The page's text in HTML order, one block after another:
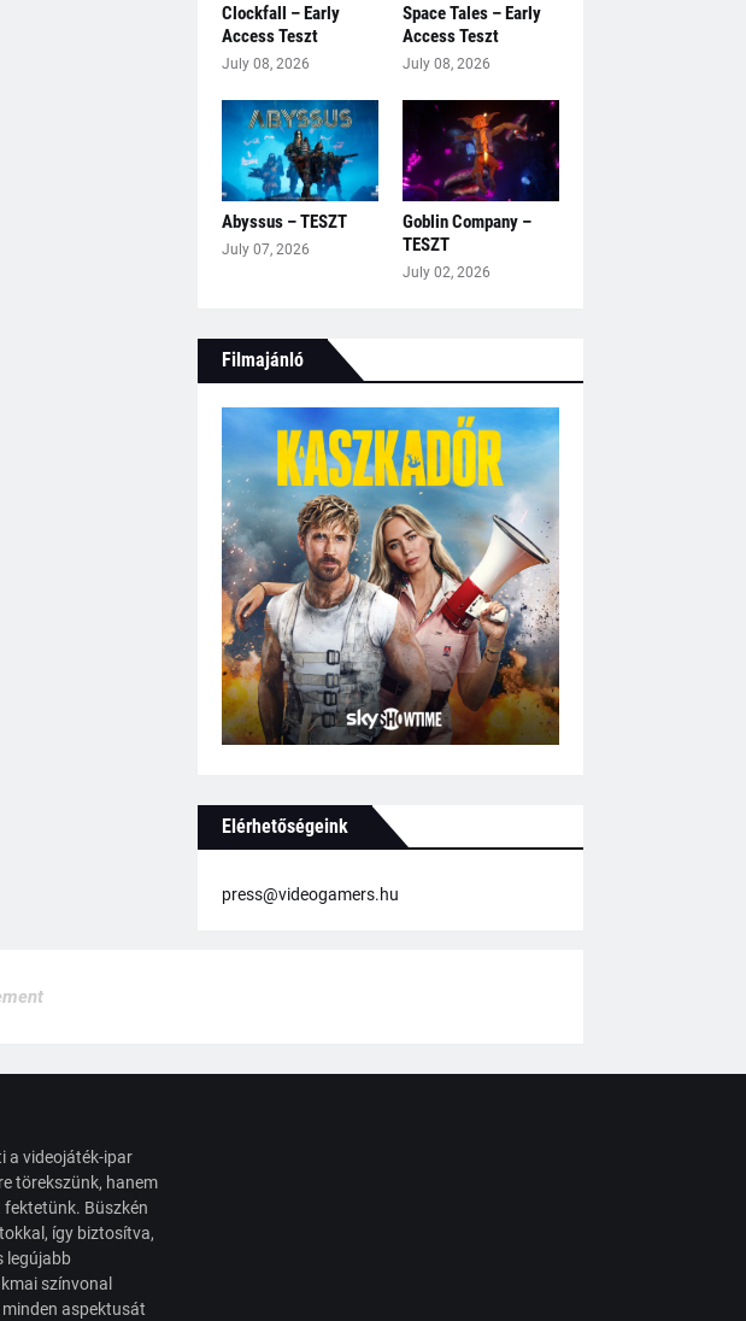
Clockfall – Early
Access Teszt
July 08, 2026
Space Tales – Early
Access Teszt
July 08, 2026
Abyssus – TESZT
July 07, 2026
Goblin Company –
TESZT
July 02, 2026
Filmajánló
Elérhetőségeink
press@videogamers.hu
a videojáték-ipar
törekszünk, hanem
fektetünk. Büszkén
így biztosítva,
legújabb
színvonal
aspektusát